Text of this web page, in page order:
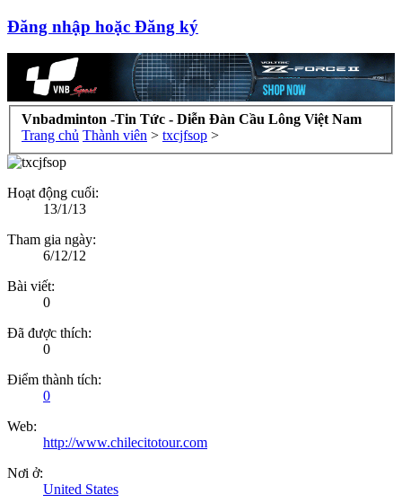
Đăng nhập hoặc Đăng ký
Vnbadminton -Tin Tức - Diễn Đàn Cầu Lông Việt Nam
Trang chủ Thành viên > txcjfsop >
Hoạt động cuối:
13/1/13
Tham gia ngày:
6/12/12
Bài viết:
0
Đã được thích:
0
Điểm thành tích:
0
Web:
http://www.chilecitotour.com
Nơi ở:
United States